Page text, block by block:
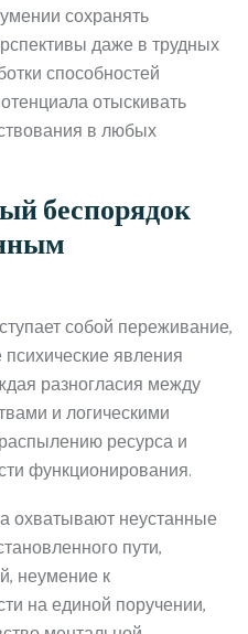
сохранять
даже в трудных
способностей
отыскивать
в любых
беспорядок
собой переживание,
явления
разногласия между
и логическими
ресурса и
функционирования.
охватывают неустанные
пути,
неумение к
на единой поручении,